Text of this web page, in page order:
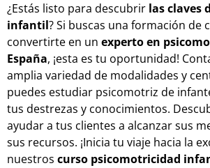
¿Estás listo para descubrir las claves
infantil? Si buscas una formación de
convertirte en un experto en
España, ¡esta es tu oportunidad!
amplia variedad de modalidades y
puedes estudiar psicomotriz de
tus destrezas y conocimientos.
ayudar a tus clientes a alcanzar sus
sus recursos. ¡Inicia tu viaje hacia la
nuestros curso psicomotricidad